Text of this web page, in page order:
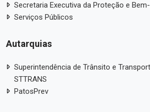
Secretaria Executiva da Proteção e
Serviços Públicos
Autarquias
Superintendência de Trânsito e
STTRANS
PatosPrev